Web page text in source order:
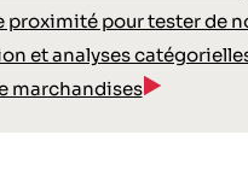
proximité pour tester de
et analyses
marchandises